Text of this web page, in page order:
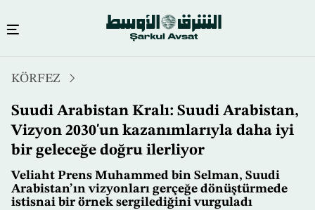
içeriğe
atla
KÖRFEZ
Suudi Arabistan Kralı: Suudi Arabistan,
Vizyon 2030'un kazanımlarıyla daha iyi
bir geleceğe doğru ilerliyor
Veliaht Prens Muhammed bin Selman, Suudi
Arabistan’ın vizyonları gerçeğe dönüştürmede
istisnai bir örnek sergilediğini vurguladı